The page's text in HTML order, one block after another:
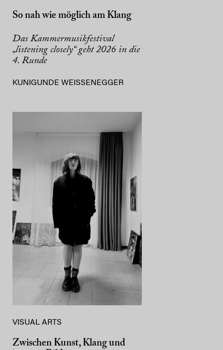
So nah wie möglich am Klang
Das Kammermusikfestival
„listening closely“ geht 2026 in die
4. Runde
KUNIGUNDE WEISSENEGGER
VISUAL ARTS
Zwischen Kunst, Klang und